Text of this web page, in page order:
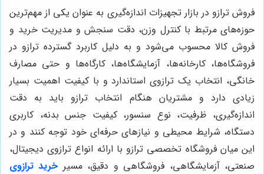
فروش ترازو در بازار تجهیزات اندازه‌گیری به عنوان یکی از مهم‌ترین
حوزه‌های مرتبط با کنترل وزن، دقت سنجش و مدیریت خرید و
فروش کالا محسوب می‌شود و به دلیل کاربرد گسترده ترازو در
فروشگاه‌ها، کارخانه‌ها، آزمایشگاه‌ها، کارگاه‌ها و حتی مصارف
خانگی، انتخاب یک ترازوی استاندارد و با کیفیت اهمیت بسیار
زیادی دارد و مشتریان هنگام انتخاب ترازو باید به دقت
اندازه‌گیری، ظرفیت، نوع سنسور، کیفیت جنس بدنه، کاربری
دستگاه، شرایط محیطی و نیازهای حرفه‌ای خود توجه کنند و در
این میان فروشگاه تخصصی ترازو با ارائه انواع ترازوی دیجیتال،
صنعتی، آزمایشگاهی، فروشگاهی و دقیق، مسیر خرید ترازوی